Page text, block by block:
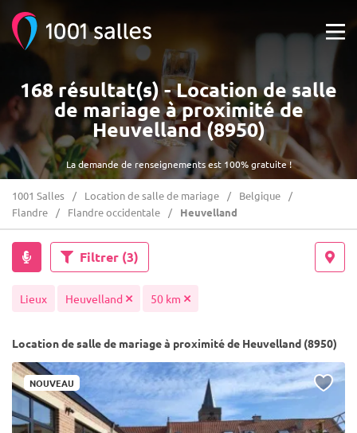
La demande de renseignements est 100% gratuite !
168 résultat(s) - Location de salle
de mariage à proximité de
Heuvelland (8950)
1001 Salles Location de salle de mariage
Belgique
Flandre
Flandre occidentale Heuvelland
Filtrer (3)
Lieux Heuvelland 50 km
Location de salle de mariage à proximité de Heuvelland (8950)
NOUVEAU